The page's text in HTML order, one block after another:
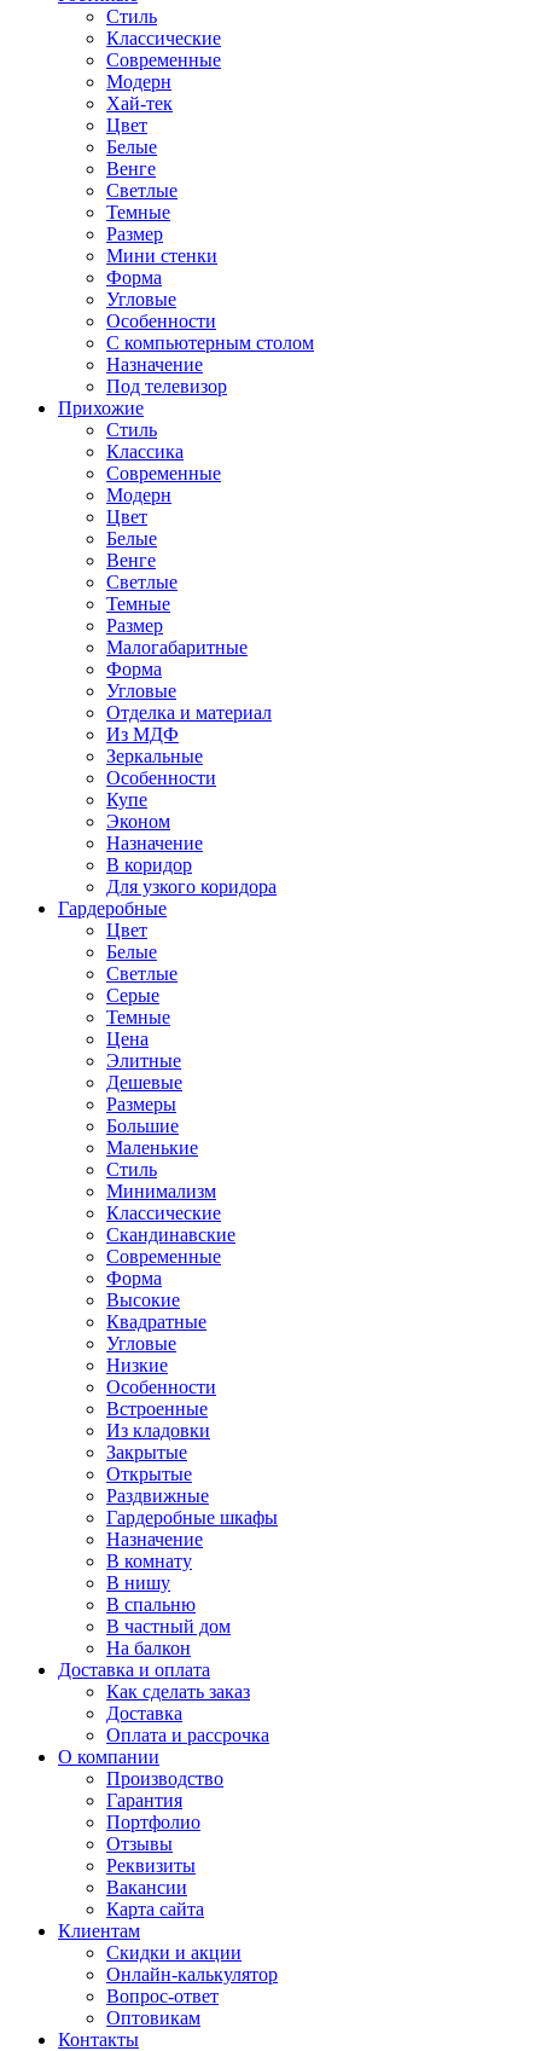
Стиль
Классические
Современные
Модерн
Хай-тек
Цвет
Белые
Венге
Светлые
Темные
Размер
Мини стенки
Форма
Угловые
Особенности
С компьютерным столом
Назначение
Под телевизор
Прихожие
Стиль
Классика
Современные
Модерн
Цвет
Белые
Венге
Светлые
Темные
Размер
Малогабаритные
Форма
Угловые
Отделка и материал
Из МДФ
Зеркальные
Особенности
Купе
Эконом
Назначение
В коридор
Для узкого коридора
Гардеробные
Цвет
Белые
Светлые
Серые
Темные
Цена
Элитные
Дешевые
Размеры
Большие
Маленькие
Стиль
Минимализм
Классические
Скандинавские
Современные
Форма
Высокие
Квадратные
Угловые
Низкие
Особенности
Встроенные
Из кладовки
Закрытые
Открытые
Раздвижные
Гардеробные шкафы
Назначение
В комнату
В нишу
В спальню
В частный дом
На балкон
Доставка и оплата
Как сделать заказ
Доставка
Оплата и рассрочка
О компании
Производство
Гарантия
Портфолио
Отзывы
Реквизиты
Вакансии
Карта сайта
Клиентам
Скидки и акции
Онлайн-калькулятор
Вопрос-ответ
Оптовикам
Контакты